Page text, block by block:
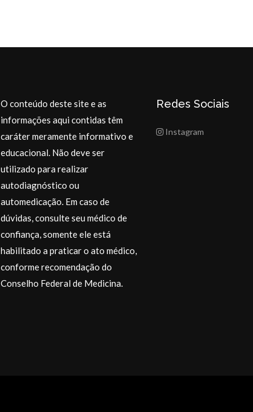
O conteúdo deste site e as
informações aqui contidas têm
caráter meramente informativo e
educacional. Não deve ser
utilizado para realizar
autodiagnóstico ou
automedicação. Em caso de
dúvidas, consulte seu médico de
confiança, somente ele está
habilitado a praticar o ato médico,
conforme recomendação do
Conselho Federal de Medicina.
Redes Sociais
Instagram